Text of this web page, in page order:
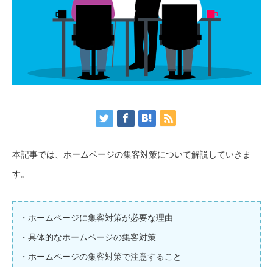
本記事では、ホームページの集客対策について解説していきま
す。
・ホームページに集客対策が必要な理由
・具体的なホームページの集客対策
・ホームページの集客対策で注意すること